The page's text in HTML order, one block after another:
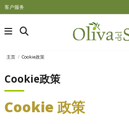
客户服务
主页 Cookie政策
Cookie政策
Cookie 政策